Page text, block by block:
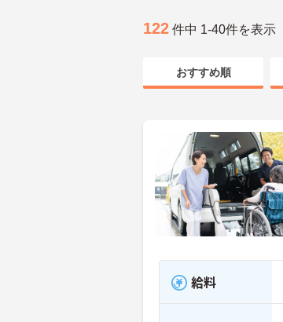
122 件中 1-40件を表示
おすすめ順
給料